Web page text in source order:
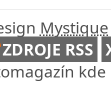
Mystique
ZDROJE RSS